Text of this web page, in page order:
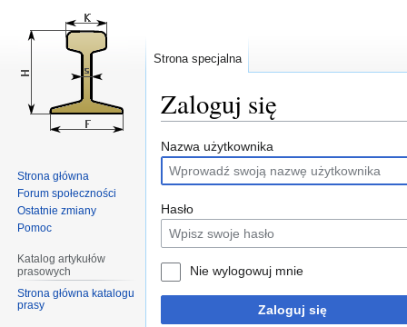
Zaloguj się
Przejdź
do
nawigacji
Przejdź
do
wyszukiwania
Nazwa użytkownika
Hasło
Nie wylogowuj mnie
Zaloguj się
Strona specjalna
Strona główna
Forum społeczności
Ostatnie zmiany
Pomoc
Katalog artykułów
prasowych
Strona główna katalogu
prasy